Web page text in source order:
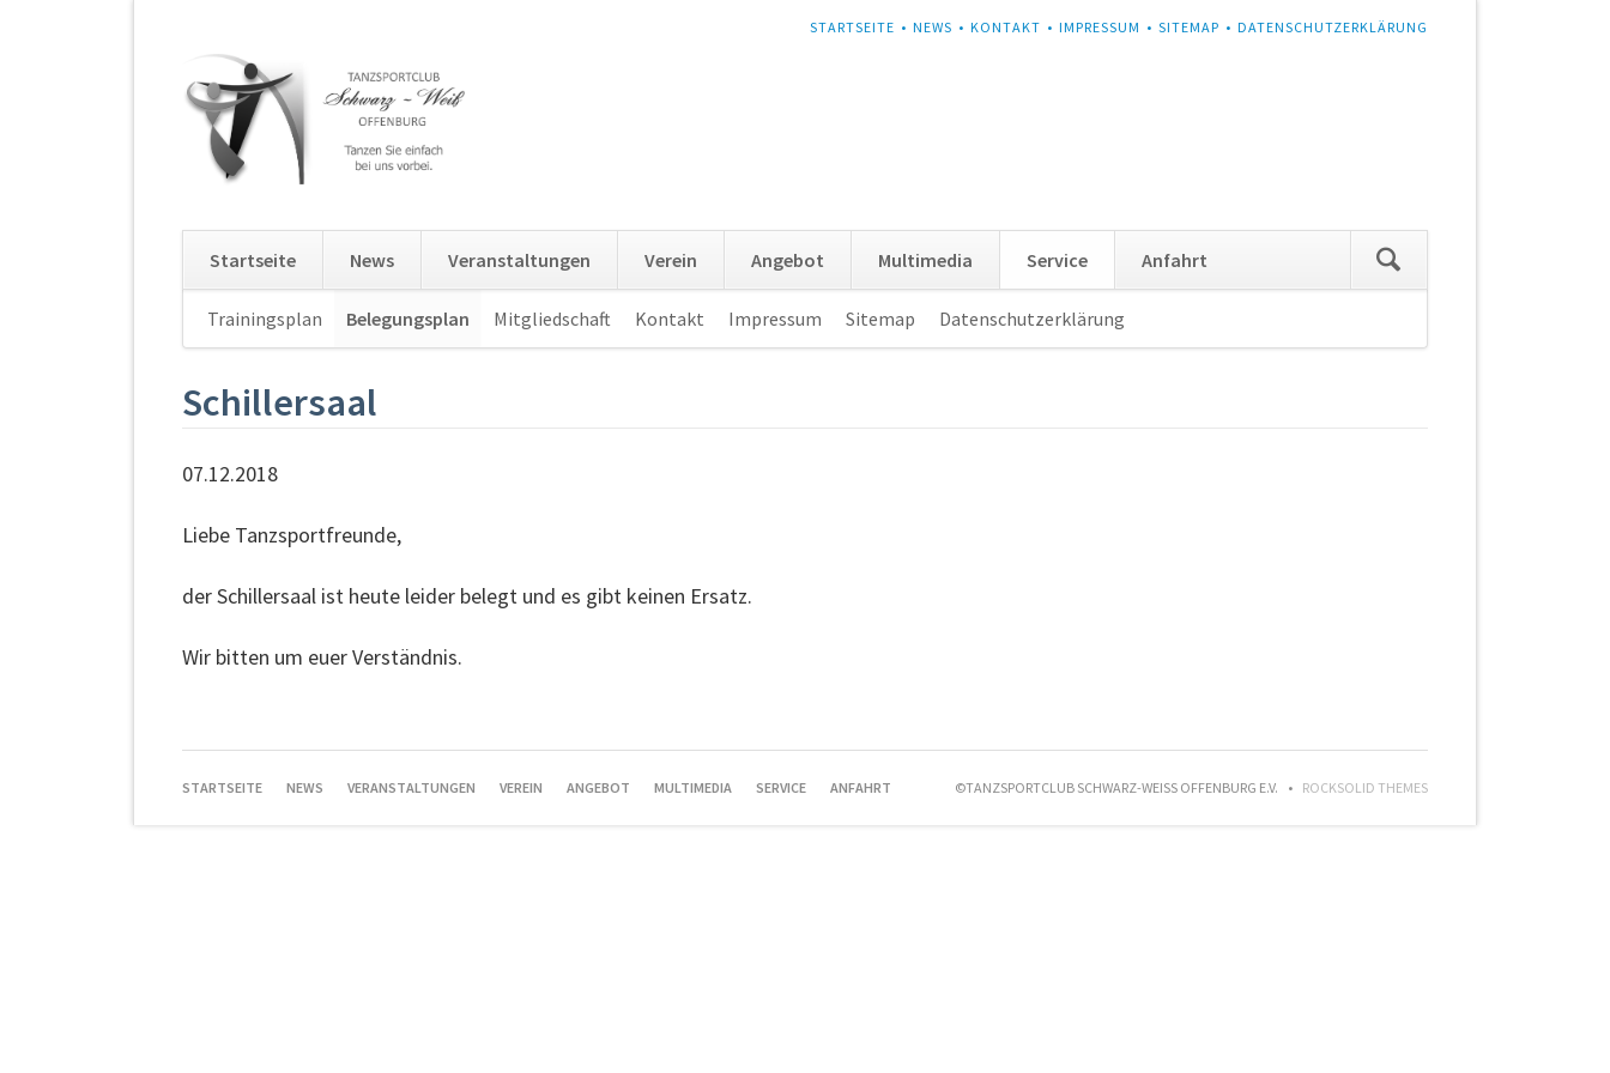
NAVIGATION
STARTSEITE NEWS KONTAKT IMPRESSUM SITEMAP DATENSCHUTZERKLÄRUNG
überspringen
Startseite News Veranstaltungen Verein Angebot Multimedia Service Anfahrt
überspringen
überspringen
Trainingsplan Belegungsplan Mitgliedschaft Kontakt Impressum Sitemap Datenschutzerklärung
Schillersaal
07.12.2018
Liebe Tanzsportfreunde,
der Schillersaal ist heute leider belegt und es gibt keinen Ersatz.
Wir bitten um euer Verständnis.
NAVIGATION
STARTSEITE NEWS VERANSTALTUNGEN VEREIN ANGEBOT MULTIMEDIA SERVICE ANFAHRT ©TANZSPORTCLUB SCHWARZ-WEISS OFFENBURG E.V. ROCKSOLID THEMES